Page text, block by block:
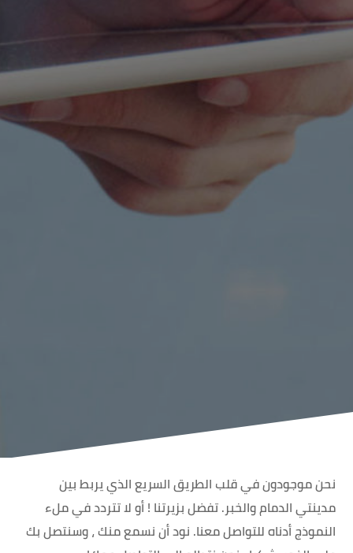
نحن موجودون في قلب الطريق السريع الذي يربط بين
مدينتي الدمام والخبر. تفضل بزيرتنا ! أو لا تتردد في ملء
النموذج أدناه للتواصل معنا. نود أن نسمع منك ، وسنتصل بك